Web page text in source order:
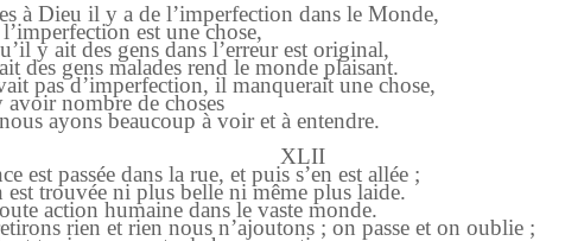
à Dieu il y a de l’imperfection dans le Monde,
est une chose,
y ait des gens dans l’erreur est original,
des gens malades rend le monde plaisant.
pas d’imperfection, il manquerait une chose,
nombre de choses
ayons beaucoup à voir et à entendre.
XLII
est passée dans la rue, et puis s’en est allée ;
est trouvée ni plus belle ni même plus laide.
action humaine dans le vaste monde.
rien et rien nous n’ajoutons ; on passe et on oublie ;